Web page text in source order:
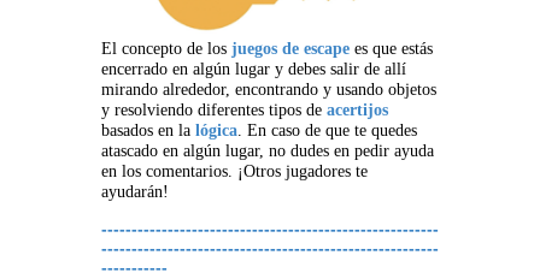
El concepto de los juegos de escape es que estás
encerrado en algún lugar y debes salir de allí
mirando alrededor, encontrando y usando objetos
y resolviendo diferentes tipos de acertijos
basados en la lógica. En caso de que te quedes
atascado en algún lugar, no dudes en pedir ayuda
en los comentarios. ¡Otros jugadores te
ayudarán!
--------------------------------------------------------
--------------------------------------------------------
-----------